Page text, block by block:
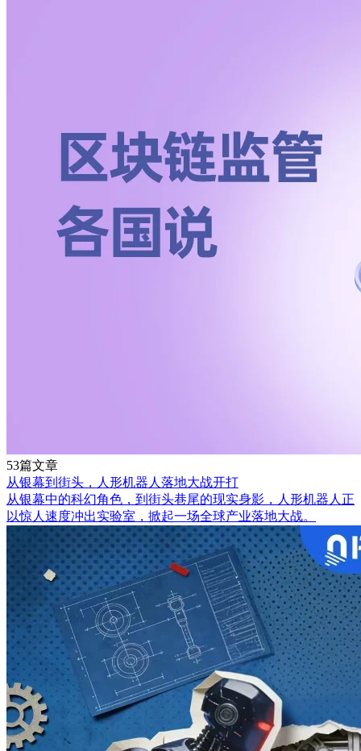
53篇文章
从银幕到街头，人形机器人落地大战开打
从银幕中的科幻角色，到街头巷尾的现实身影，人形机器人正
以惊人速度冲出实验室，掀起一场全球产业落地大战。